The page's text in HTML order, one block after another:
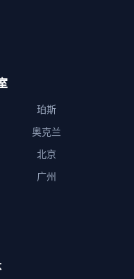
珀斯
奥克兰
北京
广州